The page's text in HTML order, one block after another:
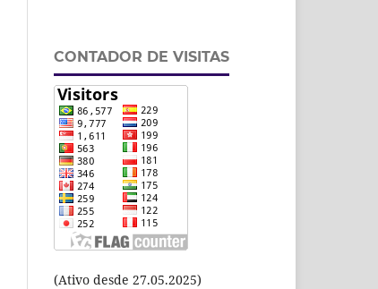
CONTADOR DE VISITAS
(Ativo desde 27.05.2025)